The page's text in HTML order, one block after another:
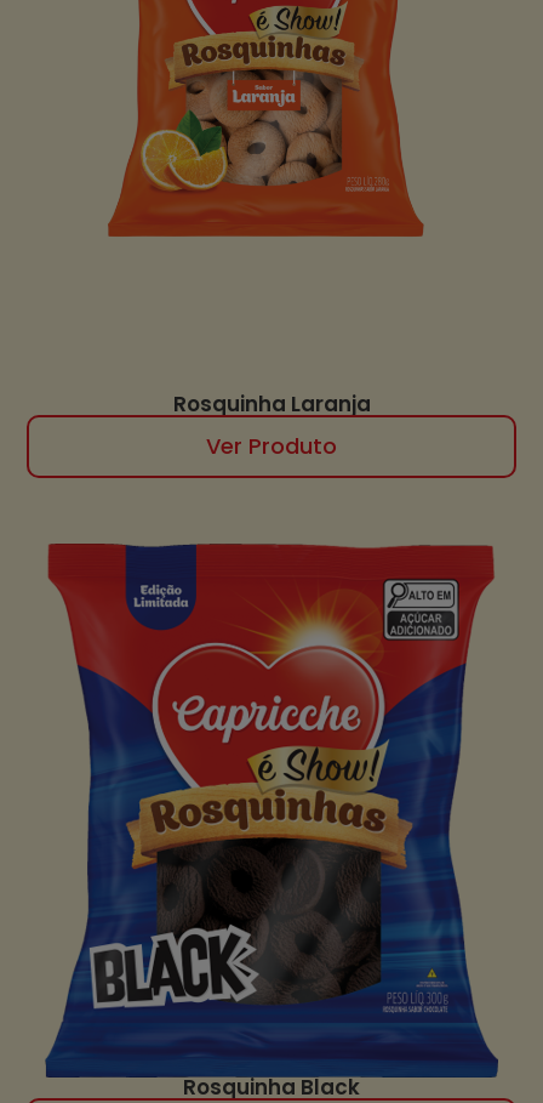
Rosquinha Laranja
Ver Produto
Rosquinha Black